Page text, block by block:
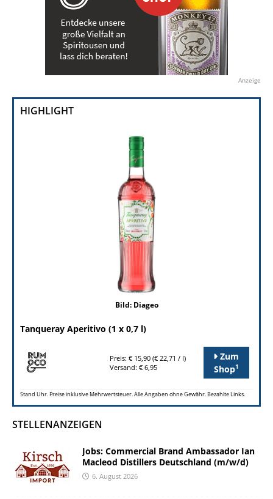
Anzeige
HIGHLIGHT
Bild: Diageo
Tanqueray Aperitivo (1 x 0,7 l)
Preis: € 15,90 (€ 22,71 / l)
Versand: € 6,95
Zum
Shop1
Stand Uhr. Preise inklusive Mehrwertsteuer. Alle Angaben ohne Gewähr. Bezahlte Links.
STELLENANZEIGEN
Jobs: Commercial Brand Ambassador Ian
Macleod Distillers Deutschland (m/w/d)
6. August 2026